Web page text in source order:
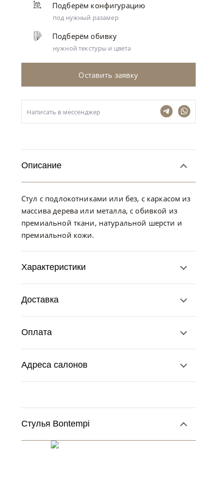
Подберём конфигурацию
под нужный разамер
Подберём обивку
нужной текстуры и цвета
Оставить заявку
Написать в мессенджер
Описание
Стул с подлокотниками или без, с каркасом из
массива дерева или металла, с обивкой из
премиальной ткани, натуральной шерсти и
премиальной кожи.
Характеристики
Доставка
Оплата
Адреса салонов
Стулья Bontempi